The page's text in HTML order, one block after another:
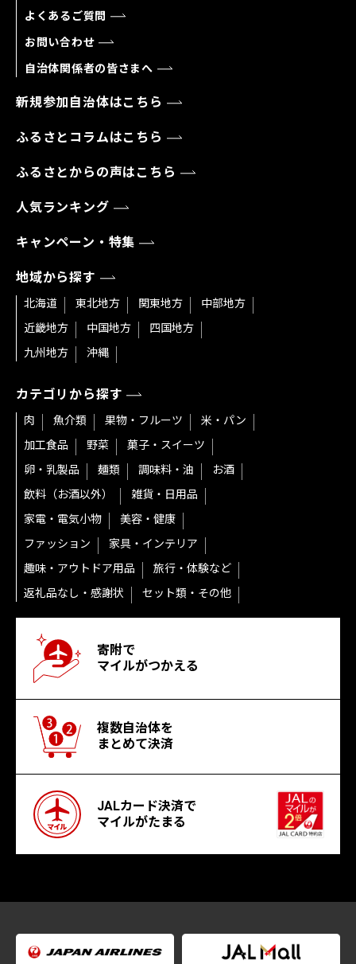
よくあるご質問
お問い合わせ
自治体関係者の皆さまへ
新規参加自治体はこちら
ふるさとコラムはこちら
ふるさとからの声はこちら
人気ランキング
キャンペーン・特集
地域から探す
北海道 東北地方 関東地方
中部地方
近畿地方
中国地方
四国地方
九州地方
沖縄
カテゴリから探す
肉 魚介類 果物・フルーツ
米・パン
加工食品
野菜
菓子・スイーツ
卵・乳製品
麺類 調味料・油
お酒
飲料（お酒以外）
雑貨・日用品
家電・電気小物
美容・健康
ファッション
家具・インテリア
趣味・アウトドア用品
旅行・体験など
返礼品なし・感謝状
セット類・その他
寄附で
マイルがつかえる
複数自治体を
まとめて決済
JALカード決済で
マイルがたまる